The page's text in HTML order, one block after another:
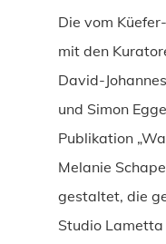
Die vom
mit den
David-
und Simon
Publikation
Melanie
gestaltet, die
Studio